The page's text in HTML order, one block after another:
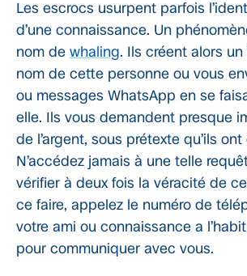
Les escrocs usurpent parfois
d’une connaissance. Un
nom de whaling. Ils créent alors
nom de cette personne ou vous
ou messages WhatsApp en se
elle. Ils vous demandent presque
de l’argent, sous prétexte qu’ils
N’accédez jamais à une telle
vérifier à deux fois la véracité de
ce faire, appelez le numéro de
votre ami ou connaissance a
pour communiquer avec vous.